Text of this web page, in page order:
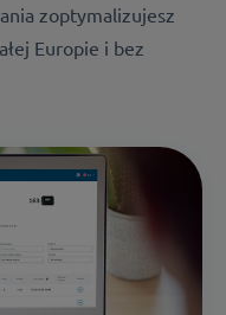
zoptymalizujesz
Europie i bez